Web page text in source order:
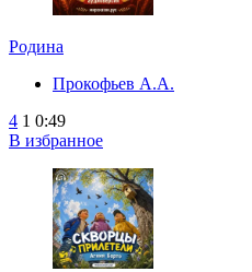
Родина
Прокофьев А.А.
4 1 0:49
В избранное